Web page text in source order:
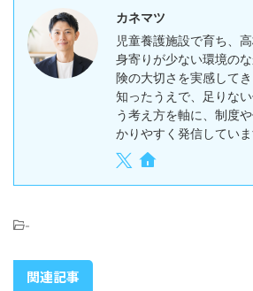
カネマツ
児童養護施設で育ち、
身寄りが少ない環境の
険の大切さを実感して
知ったうえで、足りな
う考え方を軸に、制度
かりやすく発信していま
-
関連記事